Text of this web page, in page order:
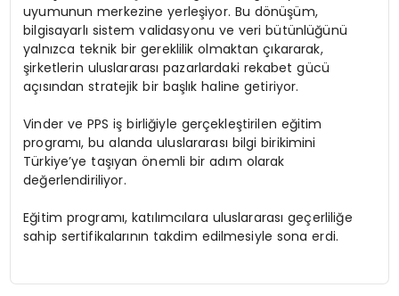
uyumunun merkezine yerleşiyor. Bu dönüşüm,
bilgisayarlı sistem validasyonu ve veri bütünlüğünü
yalnızca teknik bir gereklilik olmaktan çıkararak,
şirketlerin uluslararası pazarlardaki rekabet gücü
açısından stratejik bir başlık haline getiriyor.
Vinder ve PPS iş birliğiyle gerçekleştirilen eğitim
programı, bu alanda uluslararası bilgi birikimini
Türkiye’ye taşıyan önemli bir adım olarak
değerlendiriliyor.
Eğitim programı, katılımcılara uluslararası geçerliliğe
sahip sertifikalarının takdim edilmesiyle sona erdi.